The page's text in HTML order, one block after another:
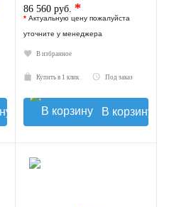
86 560 руб. *
* Актуальную цену пожалуйста
уточните у менеджера
В избранное
Купить в 1 клик Под заказ
В корзину